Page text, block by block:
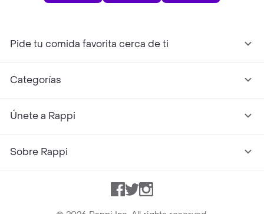
Pide tu comida favorita cerca de ti
Categorías
Únete a Rappi
Sobre Rappi
Facebook
TwitterInstagram